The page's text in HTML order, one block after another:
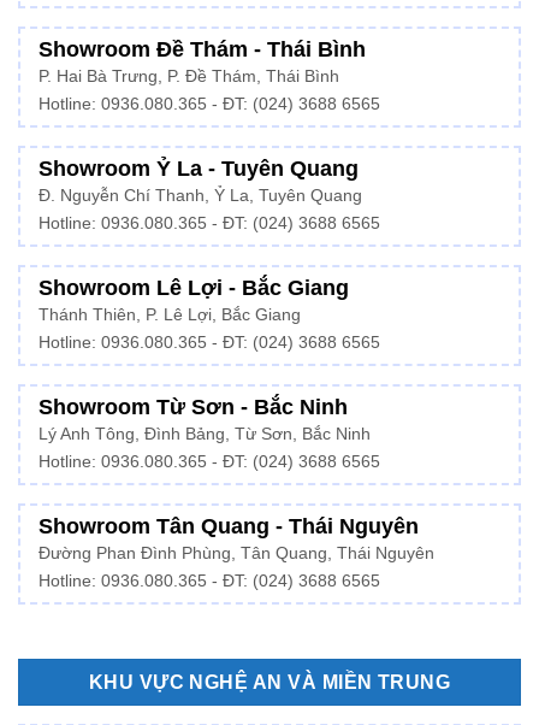
Showroom Đề Thám - Thái Bình
P. Hai Bà Trưng, P. Đề Thám, Thái Bình
Hotline: 0936.080.365 - ĐT: (024) 3688 6565
Showroom Ỷ La - Tuyên Quang
Đ. Nguyễn Chí Thanh, Ỷ La, Tuyên Quang
Hotline: 0936.080.365 - ĐT: (024) 3688 6565
Showroom Lê Lợi - Bắc Giang
Thánh Thiên, P. Lê Lợi, Bắc Giang
Hotline: 0936.080.365 - ĐT: (024) 3688 6565
Showroom Từ Sơn - Bắc Ninh
Lý Anh Tông, Đình Bảng, Từ Sơn, Bắc Ninh
Hotline: 0936.080.365 - ĐT: (024) 3688 6565
Showroom Tân Quang - Thái Nguyên
Đường Phan Đình Phùng, Tân Quang, Thái Nguyên
Hotline: 0936.080.365 - ĐT: (024) 3688 6565
KHU VỰC NGHỆ AN VÀ MIỀN TRUNG